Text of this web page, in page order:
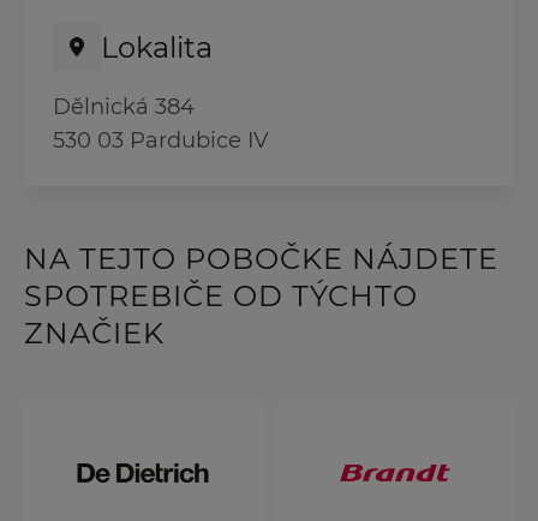
Lokalita
Dělnická 384
530 03 Pardubice IV
NA TEJTO POBOČKE NÁJDETE
SPOTREBIČE OD TÝCHTO
ZNAČIEK